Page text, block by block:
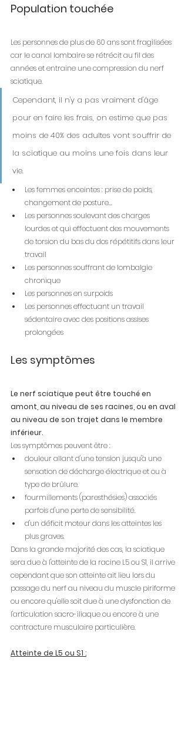
Population touchée
Les personnes de plus de 60 ans sont fragilisées
car le canal lombaire se rétrécit au fil des
années et entraine une compression du nerf
sciatique.
Cependant, il n'y a pas vraiment d'âge
pour en faire les frais, on estime que pas
moins de 40% des adultes vont souffrir de
la sciatique au moins une fois dans leur
vie.
Les femmes enceintes : prise de poids,
changement de posture...
Les personnes soulevant des charges
lourdes et qui effectuent des mouvements
de torsion du bas du dos répétitifs dans leur
travail
Les personnes souffrant de lombalgie
chronique
Les personnes en surpoids
Les personnes effectuant un travail
sédentaire avec des positions assises
prolongées
Les symptômes
Le nerf sciatique peut être touché en
amont, au niveau de ses racines, ou en aval
au niveau de son trajet dans le membre
inférieur.
Les symptômes peuvent être :
douleur allant d'une tension jusqu'à une
sensation de décharge électrique et ou à
type de brûlure.
fourmillements (paresthésies) associés
parfois d'une perte de sensibilité.
d'un déficit moteur dans les atteintes les
plus graves.
Dans la grande majorité des cas, la sciatique
sera due à l'atteinte de la racine L5 ou S1, il arrive
cependant que son atteinte ait lieu lors du
passage du nerf au niveau du muscle piriforme
ou encore qu'elle soit due à une dysfonction de
l'articulation sacro-iliaque ou encore à une
contracture musculaire particulière.
Atteinte de L5 ou S1 :